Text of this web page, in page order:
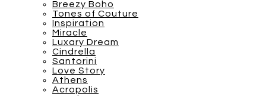
Breezy Boho
Tones of Couture
Inspiration
Miracle
Luxary Dream
Cindrella
Santorini
Love Story
Athens
Acropolis